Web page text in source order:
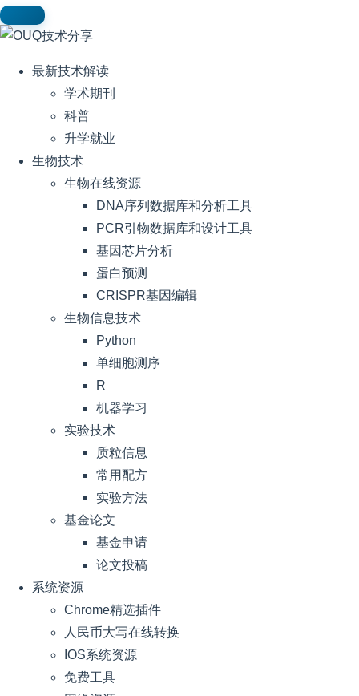
最新技术解读
学术期刊
科普
升学就业
生物技术
生物在线资源
DNA序列数据库和分析工具
PCR引物数据库和设计工具
基因芯片分析
蛋白预测
CRISPR基因编辑
生物信息技术
Python
单细胞测序
R
机器学习
实验技术
质粒信息
常用配方
实验方法
基金论文
基金申请
论文投稿
系统资源
Chrome精选插件
人民币大写在线转换
IOS系统资源
免费工具